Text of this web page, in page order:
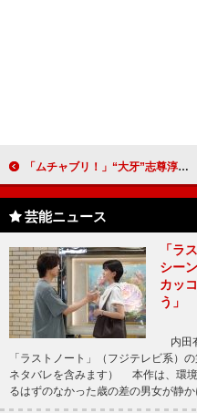
「ムチャブリ！」“大牙”志尊淳の上級者キスに視聴者歓喜 「大事そうに親指で耳なでるとこ天才過ぎ」
芸能ニュース
「ラ
シー
カッ
う」
内田
「ラストノート」（フジテレビ系）
ネタバレを含みます） 本作は、環
るはずのなかった歳の差の男女が静